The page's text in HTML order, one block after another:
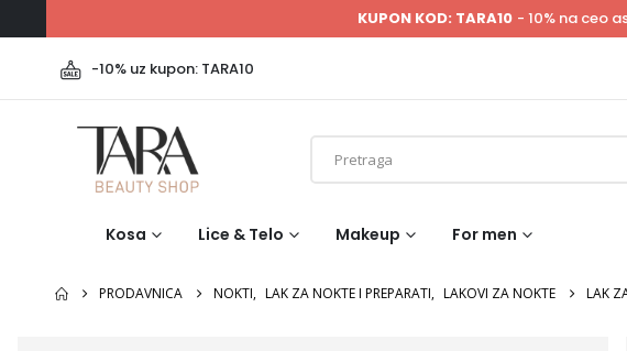
KUPON KOD: TARA10 - 10% na ceo
-10% uz kupon: TARA10
Kosa Lice & Telo Makeup For men
PRODAVNICA NOKTI, LAK ZA NOKTE I PREPARATI, LAKOVI ZA NOKTE LAK